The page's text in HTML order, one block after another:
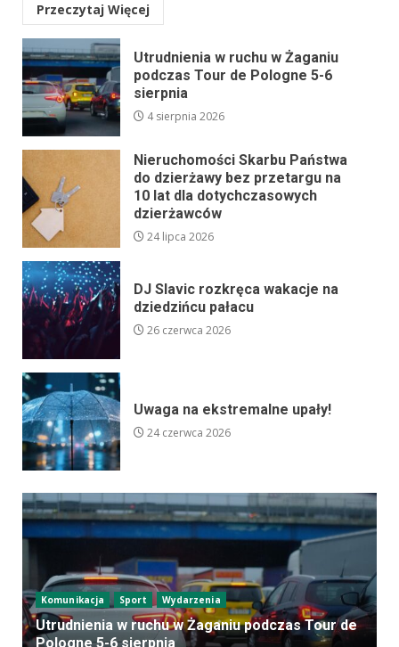
Przeczytaj Więcej
Utrudnienia w ruchu w Żaganiu
podczas Tour de Pologne 5-6
sierpnia
4 sierpnia 2026
Nieruchomości Skarbu Państwa
do dzierżawy bez przetargu na
10 lat dla dotychczasowych
dzierżawców
24 lipca 2026
DJ Slavic rozkręca wakacje na
dziedzińcu pałacu
26 czerwca 2026
Uwaga na ekstremalne upały!
24 czerwca 2026
Komunikacja Sport Wydarzenia
Utrudnienia w ruchu w Żaganiu podczas Tour de
Pologne 5-6 sierpnia